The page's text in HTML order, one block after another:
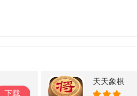
下载
天天象棋